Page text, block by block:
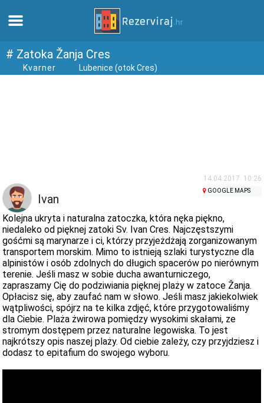
Dom
webcams
Poznaj Chorwację
muzea
# Zatoka Žanja Cres
Kvarner Lubenice (otok Cres)
14.04.2017. 10:26
Ivan
GOOGLE MAPS
Kolejna ukryta i naturalna zatoczka, która nęka piękno,
niedaleko od pięknej zatoki Sv. Ivan Cres. Najczęstszymi
gośćmi są marynarze i ci, którzy przyjeżdżają zorganizowanym
transportem morskim. Mimo to istnieją szlaki turystyczne dla
alpinistów i osób zdolnych do długich spacerów po nierównym
terenie. Jeśli masz w sobie ducha awanturniczego,
zapraszamy Cię do podziwiania pięknej plaży w zatoce Žanja.
Opłacisz się, aby zaufać nam w słowo. Jeśli masz jakiekolwiek
wątpliwości, spójrz na te kilka zdjęć, które przygotowaliśmy
dla Ciebie. Plaża żwirowa pomiędzy wysokimi skałami, ze
stromym dostępem przez naturalne legowiska. To jest
najkrótszy opis naszej plaży. Od ciebie zależy, czy przyjdziesz i
dodasz to epitafium do swojego wyboru.